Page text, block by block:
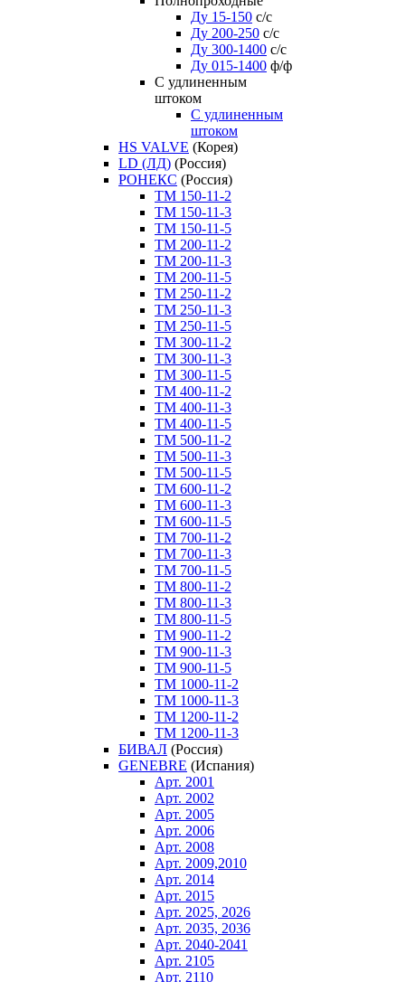
Ду 15-150 с/с
Ду 200-250 с/с
Ду 300-1400 с/с
Ду 015-1400 ф/ф
С удлиненным
штоком
C удлиненным
штоком
HS VALVE (Корея)
LD (ЛД) (Россия)
РОНЕКС (Россия)
ТM 150-11-2
ТM 150-11-3
ТM 150-11-5
ТM 200-11-2
ТM 200-11-3
ТM 200-11-5
ТM 250-11-2
ТM 250-11-3
ТM 250-11-5
ТM 300-11-2
ТM 300-11-3
ТM 300-11-5
ТM 400-11-2
ТM 400-11-3
ТM 400-11-5
ТM 500-11-2
ТM 500-11-3
ТM 500-11-5
ТM 600-11-2
ТM 600-11-3
ТM 600-11-5
ТM 700-11-2
ТM 700-11-3
ТM 700-11-5
ТM 800-11-2
ТM 800-11-3
ТM 800-11-5
ТM 900-11-2
ТM 900-11-3
ТM 900-11-5
ТM 1000-11-2
ТM 1000-11-3
ТM 1200-11-2
ТM 1200-11-3
БИВАЛ (Россия)
GENEBRE (Испания)
Арт. 2001
Арт. 2002
Арт. 2005
Арт. 2006
Арт. 2008
Арт. 2009,2010
Арт. 2014
Арт. 2015
Арт. 2025, 2026
Арт. 2035, 2036
Арт. 2040-2041
Арт. 2105
Арт. 2110